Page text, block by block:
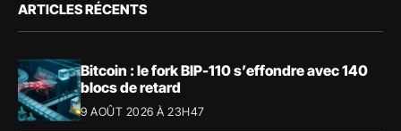
ARTICLES RÉCENTS
Bitcoin : le fork BIP-110 s’effondre avec 140
blocs de retard
9 AOÛT 2026 À 23H47